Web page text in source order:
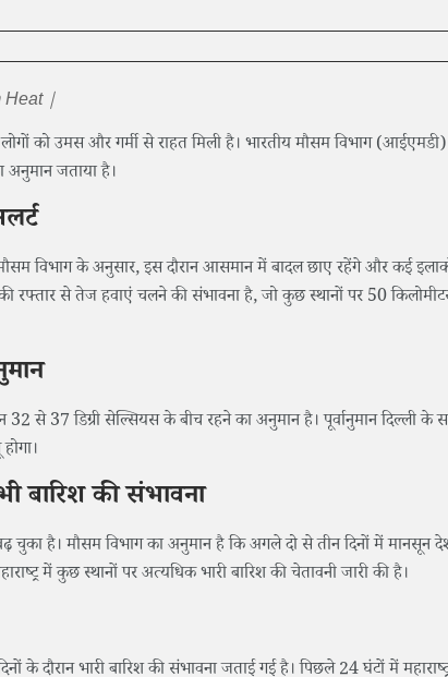
Heat |
को उमस और गर्मी से राहत मिली है। भारतीय मौसम विभाग
जताया है।
विभाग के अनुसार, इस दौरान आसमान में बादल छाए रहेंगे और कई
रफ्तार से तेज हवाएं चलने की संभावना है, जो कुछ स्थानों पर 50
से 37 डिग्री सेल्सियस के बीच रहने का अनुमान है। पूर्वानुमान दिल्ली के
बारिश की संभावना
चुका है। मौसम विभाग का अनुमान है कि अगले दो से तीन दिनों में मानसून
में कुछ स्थानों पर अत्यधिक भारी बारिश की चेतावनी जारी की है।
दौरान भारी बारिश की संभावना जताई गई है। पिछले 24 घंटों में